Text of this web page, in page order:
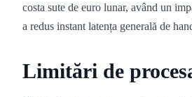
costa sute de euro lunar, având un
a redus instant latența generală de
Limitări de